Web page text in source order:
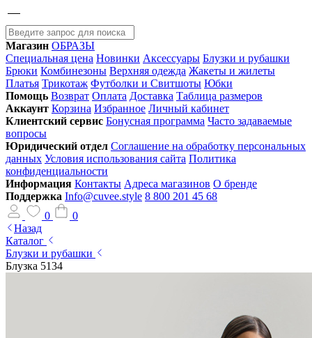
Магазин ОБРАЗЫ
Специальная цена Новинки Аксессуары Блузки и рубашки
Брюки Комбинезоны Верхняя одежда Жакеты и жилеты
Платья Трикотаж Футболки и Свитшоты Юбки
Помощь Возврат Оплата Доставка Таблица размеров
Аккаунт Корзина Избранное Личный кабинет
Клиентский сервис Бонусная программа Часто задаваемые
вопросы
Юридический отдел Соглашение на обработку персональных
данных Условия использования сайта Политика
конфиденциальности
Информация Контакты Адреса магазинов О бренде
Поддержка Info@cuvee.style 8 800 201 45 68
0
0
Назад
Каталог
Блузки и рубашки
Блузка 5134